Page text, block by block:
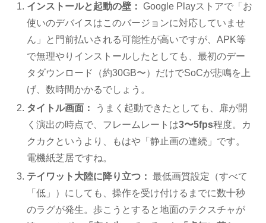
インストールと起動の壁： Google Playストアで「お
使いのデバイスはこのバージョンに対応していませ
ん」と門前払いされる可能性が高いですが、APK等
で無理やりインストールしたとしても、最初のデー
タダウンロード（約30GB〜）だけでSoCが悲鳴を上
げ、数時間かかるでしょう。
タイトル画面：
うまく起動できたとしても、扉が開
く演出の時点で、フレームレートは3〜5fps程度。カ
クカクというより、もはや「静止画の連続」です。
電機紙芝居ですね。
テイワット大陸に降り立つ： 最低画質設定（すべて
「低」）にしても、操作を受け付けるまでに数十秒
のラグが発生。歩こうとすると地面のテクスチャが